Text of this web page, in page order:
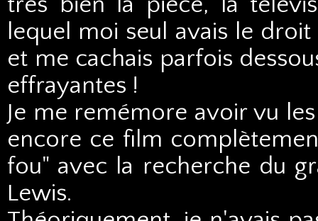
lequel moi seul avais le droit
et me cachais parfois
effrayantes !
Je me remémore avoir vu
encore ce film
fou" avec la recherche du
Lewis.